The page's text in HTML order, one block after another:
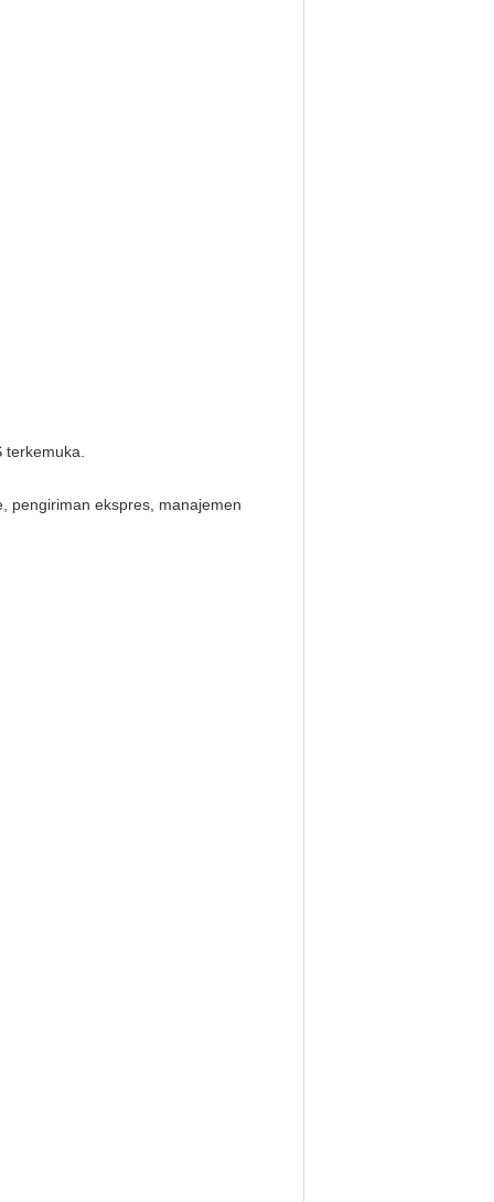
pengiriman ekspres, manajemen